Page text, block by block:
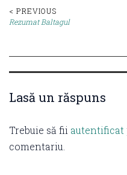
Post
< PREVIOUS
Rezumat Baltagul
Lasă un răspuns
Trebuie să fii autentificat
comentariu.